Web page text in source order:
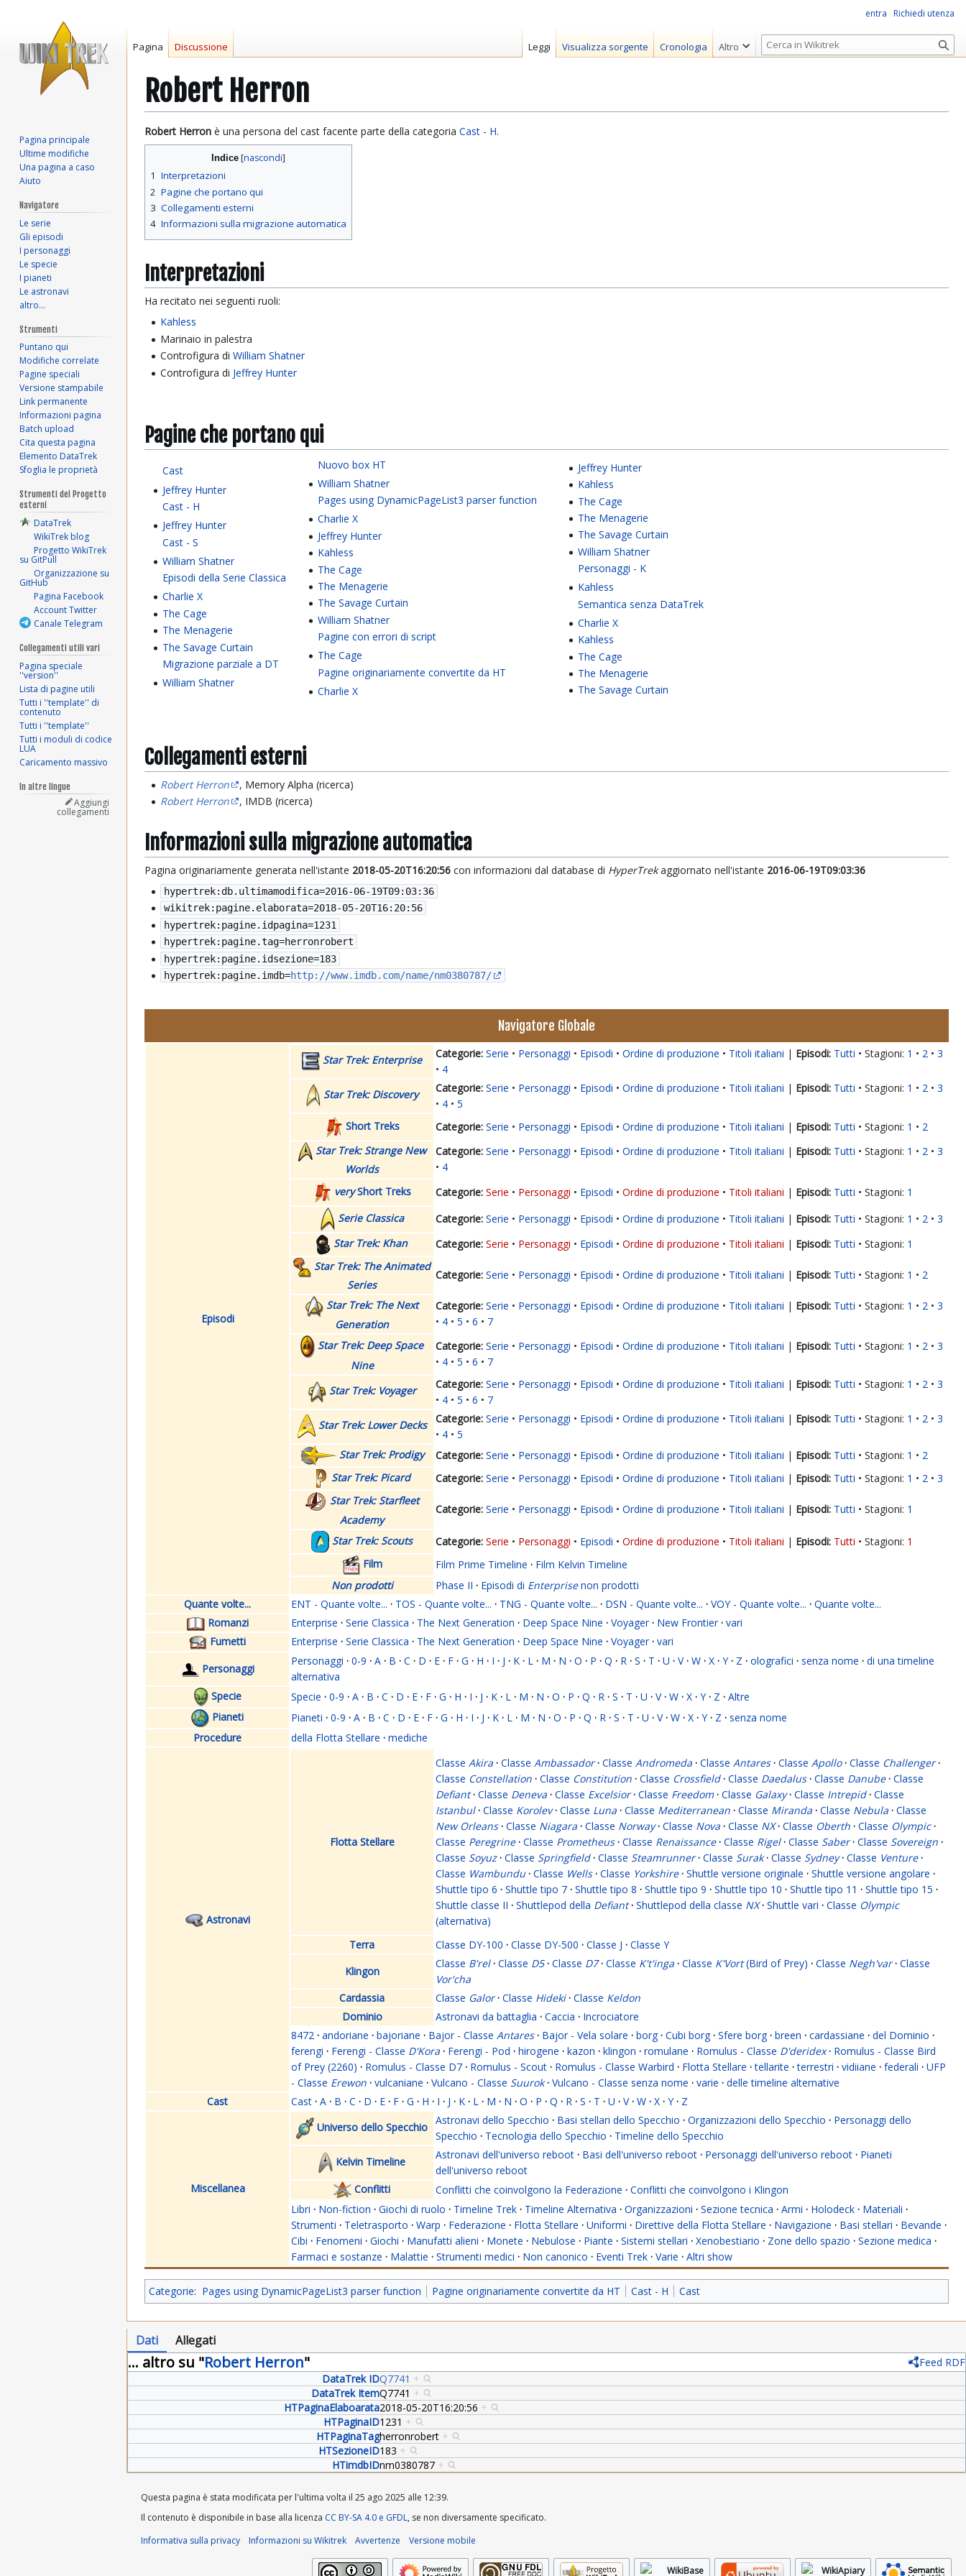
Robert Herron
Vai
alla
Vai
alla
Robert Herron è una persona del cast facente parte della categoria Cast - H.
Indice
1 Interpretazioni
2 Pagine che portano qui
3 Collegamenti esterni
4 Informazioni sulla migrazione automatica
Interpretazioni
Ha recitato nei seguenti ruoli:
Kahless
Marinaio in palestra
Controfigura diWilliam Shatner
Controfigura di Jeffrey Hunter
Pagine che portano qui
Cast
Jeffrey Hunter
Cast - H
Jeffrey Hunter
Cast - S
William Shatner
Episodi della Serie Classica
Charlie X
The Cage
The Menagerie
The Savage Curtain
Migrazione parziale a DT
William Shatner
Nuovo box HT
William Shatner
Pages using DynamicPageList3 parser function
Charlie X
Jeffrey Hunter
Kahless
The Cage
The Menagerie
The Savage Curtain
William Shatner
Pagine con errori di script
The Cage
Pagine originariamente convertite da HT
Charlie X
Jeffrey Hunter
Kahless
The Cage
The Menagerie
The Savage Curtain
William Shatner
Personaggi - K
Kahless
Semantica senza DataTrek
Charlie X
Kahless
The Cage
The Menagerie
The Savage Curtain
Collegamenti esterni
Robert Herron
, Memory Alpha (ricerca)
Robert Herron
, IMDB (ricerca)
Informazioni sulla migrazione automatica
Pagina originariamente generata nell'istante 2018-05-20T16:20:56 con informazioni dal database di HyperTrekaggiornato nell'istante 2016-06-19T09:03:36
hypertrek:db.ultimamodifica=2016-06-19T09:03:36
wikitrek:pagine.elaborata=2018-05-20T16:20:56
hypertrek:pagine.idpagina=1231
hypertrek:pagine.tag=herronrobert
hypertrek:pagine.idsezione=183
hypertrek:pagine.imdb=http://www.imdb.com/name/nm0380787/
Navigatore Globale
Episodi
Star Trek: Enterprise Serie Personaggi Episodi Ordine di produzione Titoli italiani | Tutti Stagioni: 1 2
3
4
Star Trek: Discovery
Serie Personaggi Episodi Ordine di produzione Titoli italiani | Tutti Stagioni: 1 2
3
4
5
Short Treks
Serie Personaggi Episodi Ordine di produzione Titoli italiani | Tutti Stagioni: 1
2
Star Trek: Strange New
Worlds
Serie Personaggi Episodi Ordine di produzione Titoli italiani | Tutti Stagioni: 1 2
3
4
veryShort Treks Serie Personaggi Episodi Ordine di produzione Titoli italiani | Tutti Stagioni: 1
Serie Classica
Serie Personaggi Episodi Ordine di produzione Titoli italiani | Tutti Stagioni: 1 2
3
Star Trek: Khan
Serie Personaggi Episodi Ordine di produzione Titoli italiani | Tutti Stagioni: 1
Star Trek: The Animated
Series
Serie Personaggi Episodi Ordine di produzione Titoli italiani | Tutti Stagioni: 1 2
Star Trek: The Next
Generation
Serie Personaggi Episodi Ordine di produzione Titoli italiani | Tutti Stagioni: 1 2
3
4
5 6
7
Star Trek: Deep Space
Nine
Serie Personaggi Episodi Ordine di produzione Titoli italiani | Tutti Stagioni: 1 2
3
4
5 6 7
Star Trek: Voyager Serie Personaggi Episodi Ordine di produzione Titoli italiani | Tutti Stagioni: 1 2
3
4
5 6
7
Star Trek: Lower Decks
Serie Personaggi Episodi Ordine di produzione Titoli italiani | Tutti Stagioni: 1 2
3
4
5
Star Trek: Prodigy
Serie Personaggi Episodi Ordine di produzione Titoli italiani | Tutti Stagioni: 1
2
Star Trek: Picard
Serie Personaggi Episodi Ordine di produzione Titoli italiani | Tutti Stagioni: 1 2
3
Star Trek: Starfleet
Academy
Serie Personaggi Episodi Ordine di produzione Titoli italiani | Tutti Stagioni: 1
Star Trek: Scouts Serie Personaggi Episodi Ordine di produzione Titoli italiani | Tutti Stagioni: 1
Film
Film Prime Timeline · Film Kelvin Timeline
Non prodotti
Phase II · Episodi di Enterprisenon prodotti
Quante volte...
ENT - Quante volte... · TOS - Quante volte... · TNG - Quante volte... · DSN - Quante volte... · VOY - Quante volte... · Quante volte...
Romanzi
Enterprise · Serie Classica · The Next Generation · Deep Space Nine · Voyager · New Frontier · vari
Fumetti
Enterprise · Serie Classica · The Next Generation · Deep Space Nine · Voyager · vari
Personaggi
Personaggi · 0-9 · A · B · C · D · E · F · G · H · I · J · K · L · M · N · O · P · Q · R · S · T · U · V · W · X · Y · Z · olografici · senza nome · di una timeline
alternativa
Specie
Specie · 0-9 · A · B · C · D · E · F · G · H · I · J · K · L · M · N · O · P · Q · R · S · T · U · V · W · X · Y · Z · Altre
Pianeti
Pianeti · 0-9 · A · B · C · D · E · F · G · H · I · J · K · L · M · N · O · P · Q · R · S · T · U · V · W · X · Y · Z · senza nome
Procedure
della Flotta Stellare · mediche
Astronavi
Flotta Stellare
Classe Akira · Classe Ambassador · Classe Andromeda · Classe Antares · Classe Apollo · Classe Challenger ·
Classe Constellation · Classe Constitution · Classe Crossfield · Classe Daedalus · Classe Danube · Classe
Defiant · Classe Deneva · Classe Excelsior · Classe Freedom · Classe Galaxy · Classe Intrepid · Classe
Istanbul · Classe Korolev · Classe Luna · Classe Mediterranean · Classe Miranda · Classe Nebula · Classe
New Orleans · Classe Niagara · Classe Norway · Classe Nova · Classe NX · Classe Oberth · Classe Olympic ·
Classe Peregrine · Classe Prometheus · Classe Renaissance · Classe Rigel · Classe Saber · Classe Sovereign ·
Classe Soyuz · Classe Springfield · Classe Steamrunner · Classe Surak · Classe Sydney · Classe Venture ·
Classe Wambundu · Classe Wells · Classe Yorkshire · Shuttle versione originale · Shuttle versione angolare ·
Shuttle tipo 6 · Shuttle tipo 7 · Shuttle tipo 8 · Shuttle tipo 9 · Shuttle tipo 10 · Shuttle tipo 11 · Shuttle tipo 15 ·
Shuttle classe II · Shuttlepod della Defiant · Shuttlepod della classe NX · Shuttle vari · Classe Olympic
(alternativa)
Terra
Classe DY-100 · Classe DY-500 · Classe J · Classe Y
Klingon
Classe B'rel · Classe D5 · Classe D7 · Classe K't'inga · Classe K'Vort(Bird of Prey) · Classe Negh'var · Classe
Vor'cha
Cardassia
Classe Galor · Classe Hideki · Classe Keldon
Dominio
Astronavi da battaglia · Caccia · Incrociatore
8472 · andoriane · bajoriane · Bajor - Classe Antares · Bajor - Vela solare · borg · Cubi borg · Sfere borg · breen · cardassiane · del Dominio ·
ferengi · Ferengi - Classe D'Kora · Ferengi - Pod · hirogene · kazon · klingon · romulane · Romulus - Classe D'deridex · Romulus - Classe Bird
of Prey (2260) · Romulus - Classe D7 · Romulus - Scout · Romulus - Classe Warbird · Flotta Stellare · tellarite · terrestri · vidiiane · federali · UFP
- Classe Erewon · vulcaniane · Vulcano - Classe Suurok · Vulcano - Classe senza nome · varie · delle timeline alternative
Cast
Cast · A · B · C · D · E · F · G · H · I · J · K · L · M · N · O · P · Q · R · S · T · U · V · W · X · Y · Z
Miscellanea
Universo dello Specchio
Astronavi dello Specchio · Basi stellari dello Specchio · Organizzazioni dello Specchio · Personaggi dello
Specchio · Tecnologia dello Specchio · Timeline dello Specchio
Kelvin Timeline
Astronavi dell'universo reboot · Basi dell'universo reboot · Personaggi dell'universo reboot · Pianeti
dell'universo reboot
Conflitti
Conflitti che coinvolgono la Federazione · Conflitti che coinvolgono i Klingon
Libri · Non-fiction · Giochi di ruolo · Timeline Trek · Timeline Alternativa · Organizzazioni · Sezione tecnica · Armi · Holodeck · Materiali ·
Strumenti · Teletrasporto · Warp · Federazione · Flotta Stellare · Uniformi · Direttive della Flotta Stellare · Navigazione · Basi stellari · Bevande ·
Cibi · Fenomeni · Giochi · Manufatti alieni · Monete · Nebulose · Piante · Sistemi stellari · Xenobestiario · Zone dello spazio · Sezione medica ·
Farmaci e sostanze · Malattie · Strumenti medici · Non canonico · Eventi Trek · Varie · Altri show
Categorie: Pages using DynamicPageList3 parser function Pagine originariamente convertite da HT Cast - H Cast
Dati Allegati
... altro su "Robert Herron"
Feed RDF
DataTrek IDQ7741 +
DataTrek ItemQ7741 +
HTPaginaElaboarata2018-05-20T16:20:56 +
HTPaginaID1231 +
HTPaginaTagherronrobert +
HTSezioneID183 +
HTimdbIDnm0380787 +
entra Richiedi utenza
Pagina Discussione Leggi Visualizza sorgente Cronologia Altro
R
i
r
Pagina principale
Ultime modifiche
Una pagina a caso
Aiuto
Navigatore
Le serie
Gli episodi
I personaggi
Le specie
I pianeti
Le astronavi
altro…
Strumenti
Puntano qui
Modifiche correlate
Pagine speciali
Versione stampabile
Link permanente
Informazioni pagina
Batch upload
Cita questa pagina
Elemento DataTrek
Sfoglia le proprietà
Strumenti del Progetto
esterni
DataTrek
WikiTrek blog
Progetto WikiTrek
su GitPull
Organizzazione su
GitHub
Pagina Facebook
Account Twitter
Canale Telegram
Collegamenti utili vari
Pagina speciale
''version''
Lista di pagine utili
Tutti i ''template'' di
contenuto
Tutti i ''template''
Tutti i moduli di codice
LUA
Caricamento massivo
In altre lingue
Aggiungi
collegamenti
Questa pagina è stata modificata per l'ultima volta il 25 ago 2025 alle 12:39.
Il contenuto è disponibile in base alla licenza CC BY-SA 4.0 e GFDL, se non diversamente specificato.
Informativa sulla privacy
Informazioni su Wikitrek Avvertenze Versione mobile